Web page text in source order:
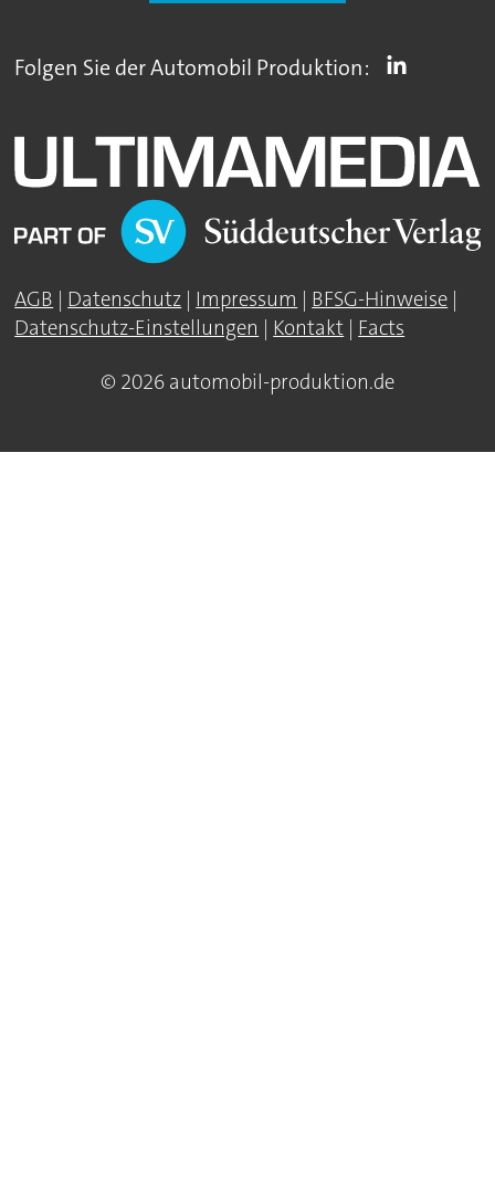
Folgen Sie der Automobil Produktion:
AGB | Datenschutz | Impressum | BFSG-Hinweise |
Datenschutz-Einstellungen | Kontakt | Facts
© 2026 automobil-produktion.de